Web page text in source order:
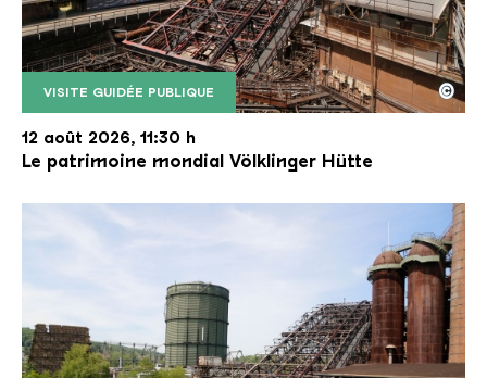
VISITE GUIDÉE PUBLIQUE
Le monte-charge incliné de la Völklinger Hütte
Copyright: Weltkulturerbe Völklinger Hütte | Karl
©
12 août 2026, 11:30 h
Le patrimoine mondial Völklinger Hütte